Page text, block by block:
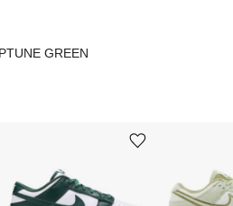
GREEN
çıkar Ürünü istek listesine ekle veya listeden çıkar